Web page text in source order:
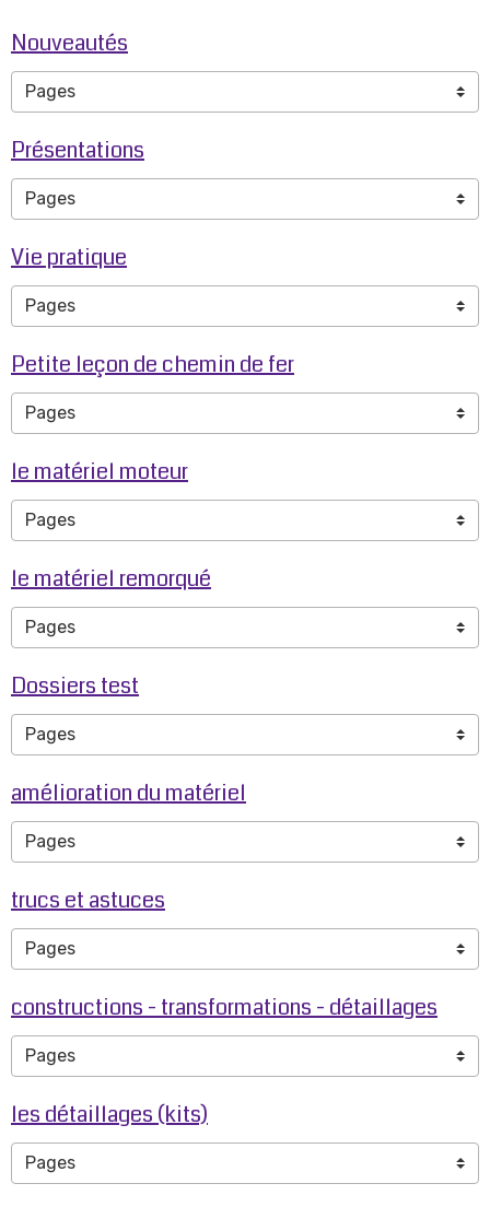
Nouveautés
Présentations
Vie pratique
Petite leçon de chemin de fer
le matériel moteur
le matériel remorqué
Dossiers test
amélioration du matériel
trucs et astuces
constructions - transformations - détaillages
les détaillages (kits)